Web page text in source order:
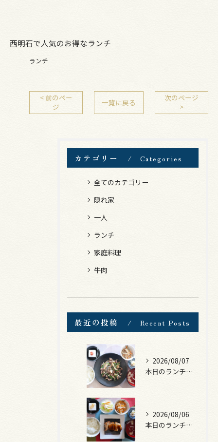
西明石で人気のお得なランチ
ランチ
< 前のペー
ジ
一覧に戻る
次のページ
>
カテゴリー Categories
全てのカテゴリー
隠れ家
一人
ランチ
家庭料理
牛肉
最近の投稿 Recent Posts
2026/08/07
本日のランチは、黒毛和牛のチャプチェ！
2026/08/06
本日のランチは、照焼きチキン！